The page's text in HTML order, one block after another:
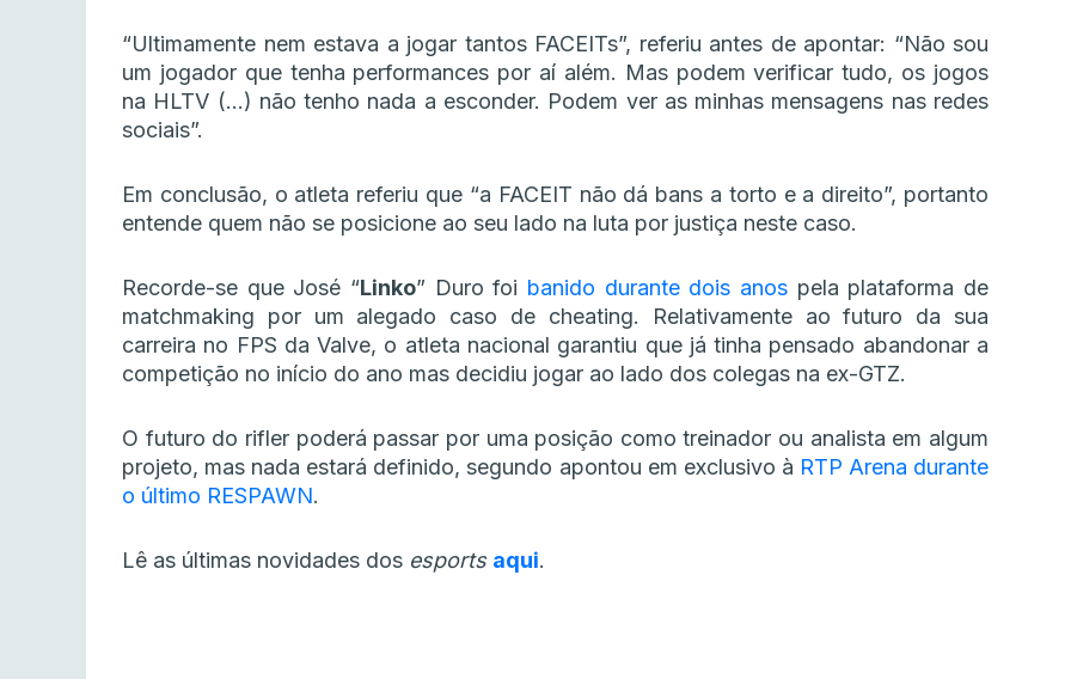
“Ultimamente nem estava a jogar tantos FACEITs”, referiu antes de apontar: “Não sou
um jogador que tenha performances por aí além. Mas podem verificar tudo, os jogos
na HLTV (…) não tenho nada a esconder. Podem ver as minhas mensagens nas redes
sociais”.
Em conclusão, o atleta referiu que “a FACEIT não dá bans a torto e a direito”, portanto
entende quem não se posicione ao seu lado na luta por justiça neste caso.
Recorde-se que José “Linko” Duro foi banido durante dois anos pela plataforma de
matchmaking por um alegado caso de cheating. Relativamente ao futuro da sua
carreira no FPS da Valve, o atleta nacional garantiu que já tinha pensado abandonar a
competição no início do ano mas decidiu jogar ao lado dos colegas na ex-GTZ.
O futuro do rifler poderá passar por uma posição como treinador ou analista em algum
projeto, mas nada estará definido, segundo apontou em exclusivo à RTP Arena durante
o último RESPAWN.
Lê as últimas novidades dos esports aqui.